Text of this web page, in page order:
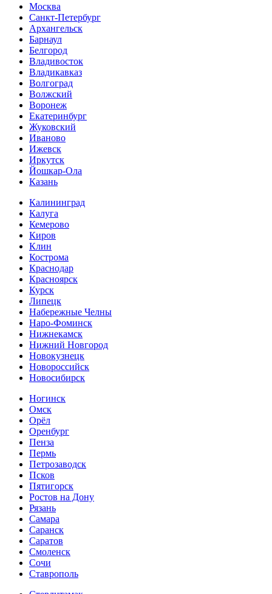
Москва
Санкт-Петербург
Архангельск
Барнаул
Белгород
Владивосток
Владикавказ
Волгоград
Волжский
Воронеж
Екатеринбург
Жуковский
Иваново
Ижевск
Иркутск
Йошкар-Ола
Казань
Калининград
Калуга
Кемерово
Киров
Клин
Кострома
Краснодар
Красноярск
Курск
Липецк
Набережные Челны
Наро-Фоминск
Нижнекамск
Нижний Новгород
Новокузнецк
Новороссийск
Новосибирск
Ногинск
Омск
Орёл
Оренбург
Пенза
Пермь
Петрозаводск
Псков
Пятигорск
Ростов на Дону
Рязань
Самара
Саранск
Саратов
Смоленск
Сочи
Ставрополь